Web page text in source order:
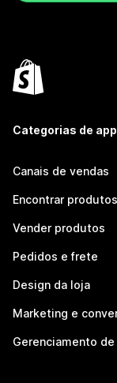
Categorias de app
Canais de vendas
Encontrar produtos
Vender produtos
Pedidos e frete
Design da loja
Marketing e
Gerenciamento